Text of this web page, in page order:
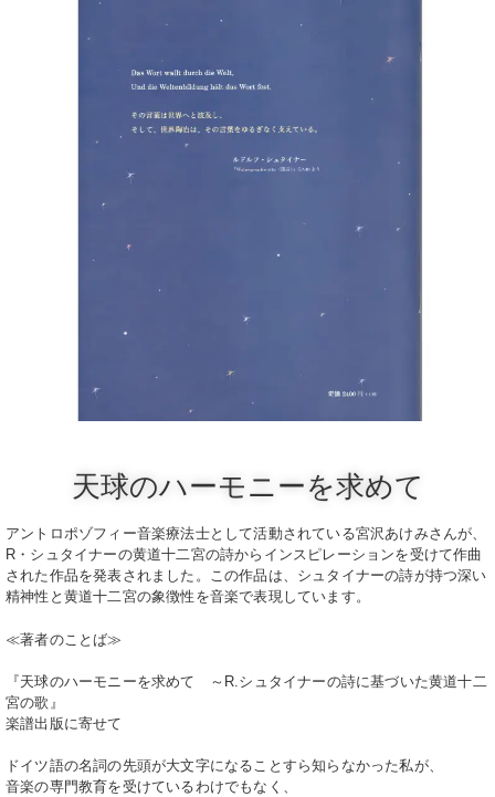
天球のハーモニーを求めて
アントロポゾフィー音楽療法士として活動されている宮沢あけみさんが、
R・シュタイナーの黄道十二宮の詩からインスピレーションを受けて作曲
された作品を発表されました。この作品は、シュタイナーの詩が持つ深い
精神性と黄道十二宮の象徴性を音楽で表現しています。
≪著者のことば≫
『天球のハーモニーを求めて ～R.シュタイナーの詩に基づいた黄道十二
宮の歌』
楽譜出版に寄せて
ドイツ語の名詞の先頭が大文字になることすら知らなかった私が、
音楽の専門教育を受けているわけでもなく、